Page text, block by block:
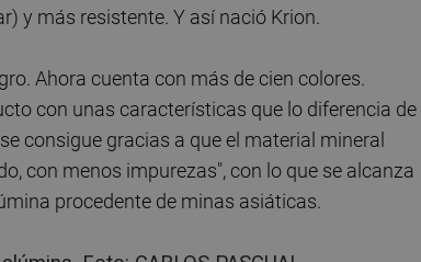
y más resistente. Y así nació Krion.
Ahora cuenta con más de cien colores.
con unas características que lo diferencia de
consigue gracias a que el material mineral
con menos impurezas", con lo que se alcanza
procedente de minas asiáticas.